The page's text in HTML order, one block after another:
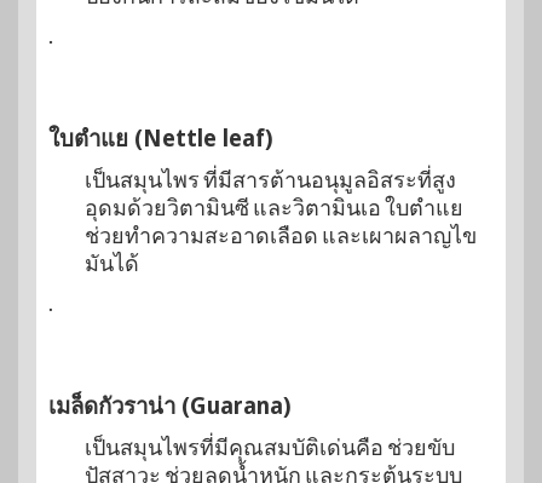
.
ใบตำแย (Nettle leaf)
เป็นสมุนไพร ที่มีสารต้านอนุมูลอิสระที่สูง
อุดมด้วยวิตามินซี และวิตามินเอ ใบตำแย
ช่วยทำความสะอาดเลือด และเผาผลาญไข
มันได้
.
เมล็ดกัวราน่า (Guarana)
เป็นสมุนไพรที่มีคุณสมบัติเด่นคือ ช่วยขับ
ปัสสาวะ ช่วยลดน้ำหนัก และกระตุ้นระบบ